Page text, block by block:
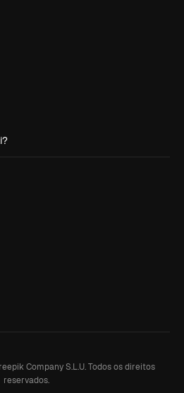
Company S.L.U. Todos os direitos
reservados.